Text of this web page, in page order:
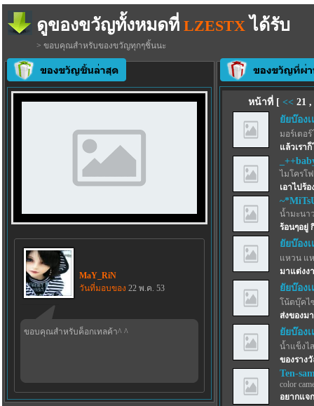
ดูของขวัญทั้งหมดที่ LZESTX ได้รับ
> ขอบคุณสำหรับของขวัญทุกๆชิ้นนะ
MaY_RiN
วันที่มอบของ 22 พ.ค. 53
ขอบคุณสำหรับค็อกเทลค้า^ ^
หน้าที่ [ << 21,
ยัยบ๊องเ
มอร์เตอ
แล้วเรา
ไมโครโ
เอาไปร้
น้ำมะนา
ร้อนๆอยู่
ยัยบ๊องเ
แหวน แ
มาแต่งง
ยัยบ๊องเ
โน้ตบุ๊คไ
ส่งของม
ยัยบ๊องเ
น้ำแข็งไ
ของราง
Ten-
color
อยากแจ